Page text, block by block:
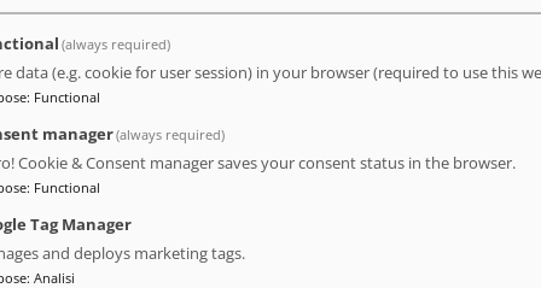
companies
ideale per un rilassante soggiorno a Barcellona.
Stanza
semplicemente fare attenzione alla piscina. Se si
di spazi, richiede tale prenotazione. Questo è il posto
(always required)
data (e.g. cookie for user session) in your browser (required to use this
: Functional
manager(always required)
Cookie & Consent manager saves your consent status in the browser.
: Functional
Tag Manager
and deploys marketing tags.
: Analisi